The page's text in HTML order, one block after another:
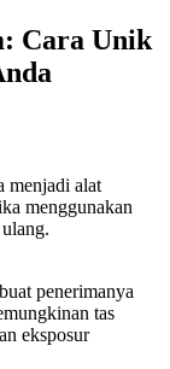
Cara Unik
menjadi alat
menggunakan
penerimanya
tas
eksposur